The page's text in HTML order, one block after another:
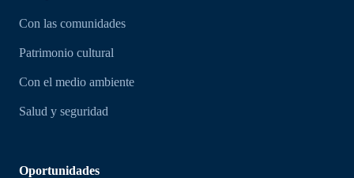
Con las comunidades
Patrimonio cultural
Con el medio ambiente
Salud y seguridad
Oportunidades